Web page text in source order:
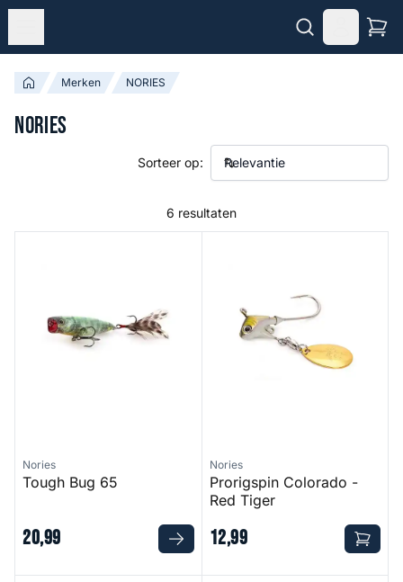
Merken NORIES
NORIES
6 resultaten
Sorteer op:
Nories
Tough Bug 65
20,99
Nories
Prorigspin Colorado -
Red Tiger
12,99